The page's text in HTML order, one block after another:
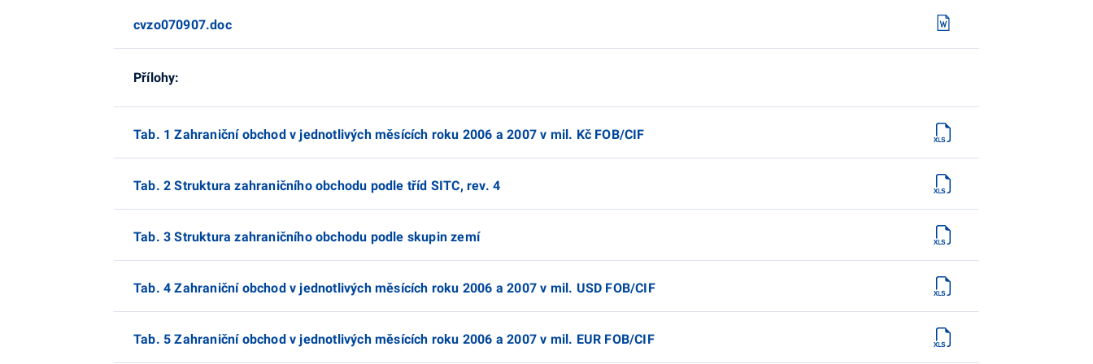
cvzo070907.doc
Přílohy:
Tab. 1 Zahraniční obchod v jednotlivých měsících roku 2006 a 2007 v mil. Kč FOB/CIF
Tab. 2 Struktura zahraničního obchodu podle tříd SITC, rev. 4
Tab. 3 Struktura zahraničního obchodu podle skupin zemí
Tab. 4 Zahraniční obchod v jednotlivých měsících roku 2006 a 2007 v mil. USD FOB/CIF
Tab. 5 Zahraniční obchod v jednotlivých měsících roku 2006 a 2007 v mil. EUR FOB/CIF